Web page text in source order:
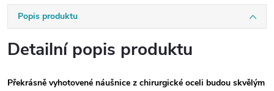
Popis produktu
Detailní popis produktu
Překrásně vyhotovené náušnice z chirurgické oceli budou skvělým